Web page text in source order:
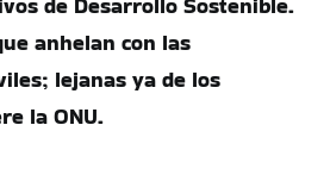
anhelan con las
lejanas ya de los
la ONU.